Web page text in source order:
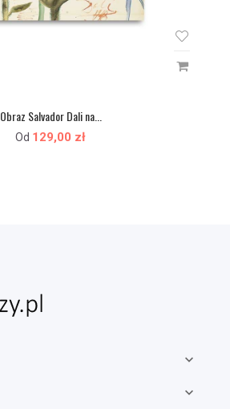
Obraz Salvador Dali na...
Od 129,00 zł

